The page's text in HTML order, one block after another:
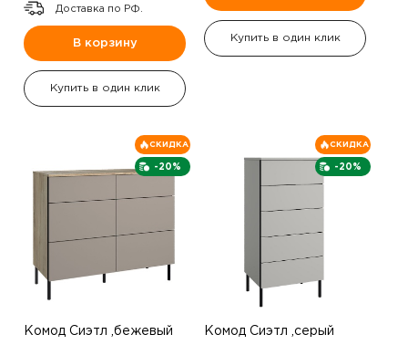
Доставка по РФ.
В корзину
Купить в один клик
Купить в один клик
-20%
СКИДКА
Комод Сиэтл ,бежевый
-20%
СКИДКА
Комод Сиэтл ,серый